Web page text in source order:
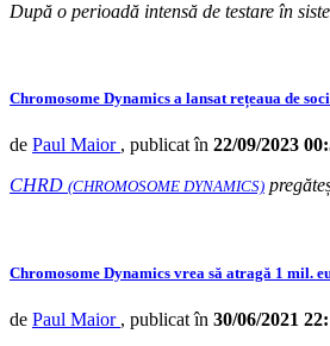
​După o perioadă intensă de testare în
Chromosome Dynamics a lansat rețeaua de
de Paul Maior , publicat în 22/09/2023
CHRD (CHROMOSOME DYNAMICS)
Chromosome Dynamics vrea să atragă 1 mil.
de Paul Maior , publicat în 30/06/2021